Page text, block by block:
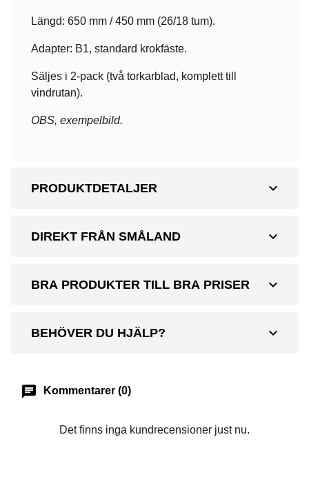
Längd: 650 mm / 450 mm (26/18 tum).
Adapter: B1, standard krokfäste.
Säljes i 2-pack (två torkarblad, komplett till
vindrutan).
OBS, exempelbild.
expand_more
PRODUKTDETALJER
expand_more
DIREKT FRÅN SMÅLAND
expand_more
BRA PRODUKTER TILL BRA PRISER
expand_more
BEHÖVER DU HJÄLP?
chat Kommentarer (0)
Det finns inga kundrecensioner just nu.